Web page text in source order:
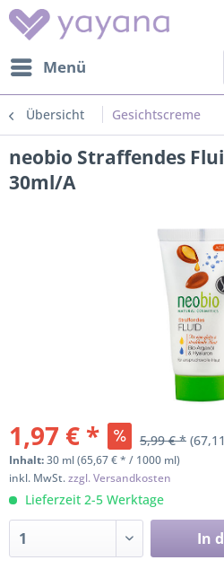
Menü
Übersicht Gesichtscreme
neobio Straffendes
30ml/A
1,97 € * 5,99 € *
Inhalt:30 ml (65,67 € * / 1000 ml)
inkl. MwSt.zzgl. Versandkosten
Lieferzeit 2-5 Werktage
In